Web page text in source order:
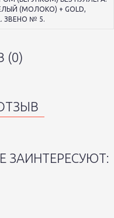
(МОЛОКО) + GOLD,
ЗВЕНО № 5.
(0)
ЗАИНТЕРЕСУЮТ: